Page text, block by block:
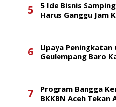
5 Ide Bisnis
Harus Ganggu Jam
Upaya Peningkatan
Geulempang Baro
Program Bangga
BKKBN Aceh Tekan